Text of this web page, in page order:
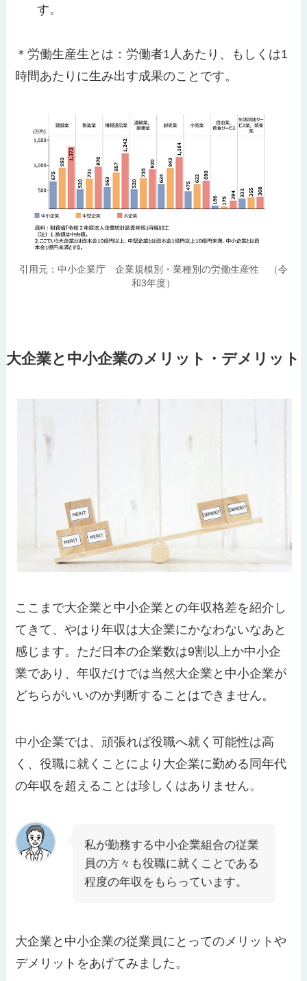
す。
＊労働生産生とは：労働者1人あたり、もしくは1
時間あたりに生み出す成果のことです。
引用元：中小企業庁 企業規模別・業種別の労働生産性 （令
和3年度）
大企業と中小企業のメリット・デメリット
ここまで大企業と中小企業との年収格差を紹介し
てきて、やはり年収は大企業にかなわないなあと
感じます。ただ日本の企業数は9割以上か中小企
業であり、年収だけでは当然大企業と中小企業が
どちらがいいのか判断することはできません。
中小企業では、頑張れば役職へ就く可能性は高
く、役職に就くことにより大企業に勤める同年代
の年収を超えることは珍しくはありません。
私が勤務する中小企業組合の従業
員の方々も役職に就くことである
程度の年収をもらっています。
大企業と中小企業の従業員にとってのメリットや
デメリットをあげてみました。